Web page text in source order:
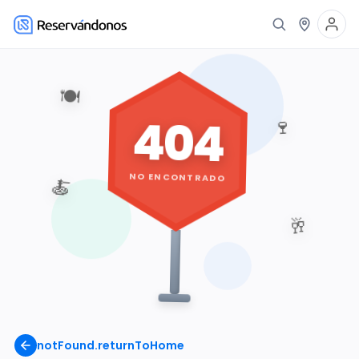
notFound.returnToHome
🍽️
🍷
🥂
🍝
404
NO ENCONTRADO